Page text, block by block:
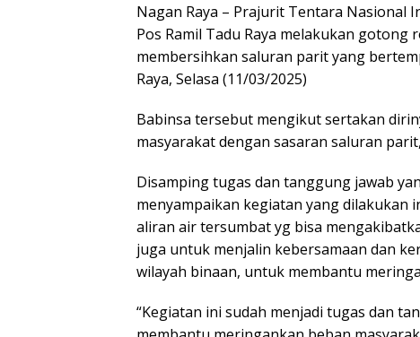
Nagan Raya – Prajurit Tentara Nasional
Pos Ramil Tadu Raya melakukan
membersihkan saluran parit yang
Raya, Selasa (11/03/2025)
Babinsa tersebut mengikut sertakan
masyarakat dengan sasaran saluran parit,
Disamping tugas dan tanggung jawab
menyampaikan kegiatan yang dilakukan
aliran air tersumbat yg bisa
juga untuk menjalin kebersamaan dan
wilayah binaan, untuk membantu
“Kegiatan ini sudah menjadi tugas dan